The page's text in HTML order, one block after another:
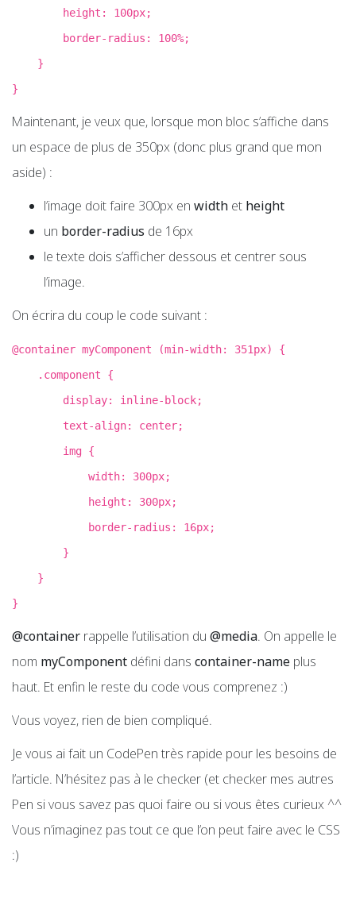
height: 100px;
border-radius: 100%;
}
}
Maintenant, je veux que, lorsque mon bloc s’affiche dans
un espace de plus de 350px (donc plus grand que mon
aside) :
l’image doit faire 300px en width et height
un border-radius de 16px
le texte dois s’afficher dessous et centrer sous
l’image.
On écrira du coup le code suivant :
@container myComponent (min-width: 351px) {
.component {
display: inline-block;
text-align: center;
img {
width: 300px;
height: 300px;
border-radius: 16px;
}
}
}
@container rappelle l’utilisation du @media. On appelle le
nom myComponent défini dans container-name plus
haut. Et enfin le reste du code vous comprenez :)
Vous voyez, rien de bien compliqué.
Je vous ai fait un CodePen très rapide pour les besoins de
l’article. N’hésitez pas à le checker (et checker mes autres
Pen si vous savez pas quoi faire ou si vous êtes curieux ^^
Vous n’imaginez pas tout ce que l’on peut faire avec le CSS
:)